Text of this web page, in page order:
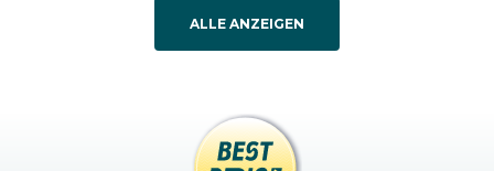
ALLE ANZEIGEN